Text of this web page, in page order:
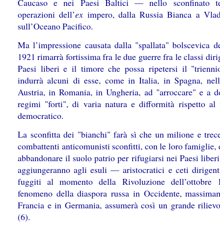
Caucaso e nei Paesi Baltici — nello sconfinato
operazioni dell’ex impero, dalla Russia Bianca a
sull’Oceano Pacifico.
Ma l’impressione causata dalla "spallata" bolscevica
1921 rimarrà fortissima fra le due guerre fra le classi
Paesi liberi e il timore che possa ripetersi il
indurrà alcuni di esse, come in Italia, in Spagna,
Austria, in Romania, in Ungheria, ad "arroccare" e a
regimi "forti", di varia natura e difformità rispetto al
democratico.
La sconfitta dei "bianchi" farà sì che un milione e
combattenti anticomunisti sconfitti, con le loro famiglie,
abbandonare il suolo patrio per rifugiarsi nei Paesi
aggiungeranno agli esuli — aristocratici e ceti
fuggiti al momento della Rivoluzione dell’ottobre
fenomeno della diaspora russa in Occidente,
Francia e in Germania, assumerà così un grande
(6).